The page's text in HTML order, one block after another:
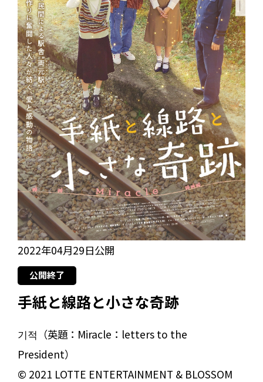
2022年04月29日公開
公開終了
手紙と線路と小さな奇跡
기적（英題：Miracle：letters to the
President）
© 2021 LOTTE ENTERTAINMENT & BLOSSOM